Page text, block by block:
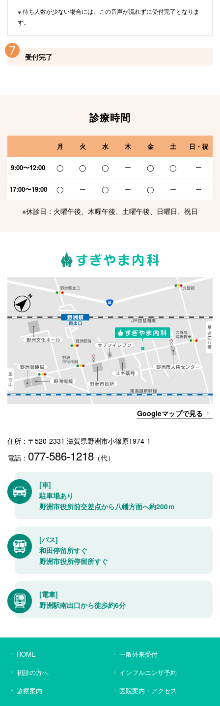
※ 待ち人数が少ない場合には、この音声が流れずに受付完了となりま
す。
受付完了
診療時間
月 火 水 木 金 土 日・祝
9:00〜12:00 ◯ ◯ ◯ ー ◯ ◯ ー
17:00〜19:00 ◯ ー ◯ ー ◯ ー ー
※休診日：火曜午後、木曜午後、土曜午後、日曜日、祝日
Googleマップで見る
住所：〒520-2331 滋賀県野洲市小篠原1974-1
電話： 077-586-1218 （代）
[車]
駐車場あり
野洲市役所前交差点から八幡方面へ約200ｍ
[バス]
和田停留所すぐ
野洲市役所停留所すぐ
[電車]
野洲駅南出口から徒歩約6分
HOME
初診の方へ
診療案内
一般外来受付
インフルエンザ予約
医院案内・アクセス